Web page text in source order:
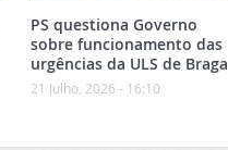
PS questiona Governo
sobre funcionamento das
urgências da ULS de Braga
21 Julho, 2026 - 16:10